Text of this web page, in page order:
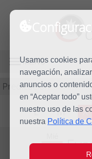
Usamos cookies
navegación,
anuncios o
en “Aceptar todo”
nuestro uso de las
nuestra Política de
MENÚ
Predicación
L M X
26